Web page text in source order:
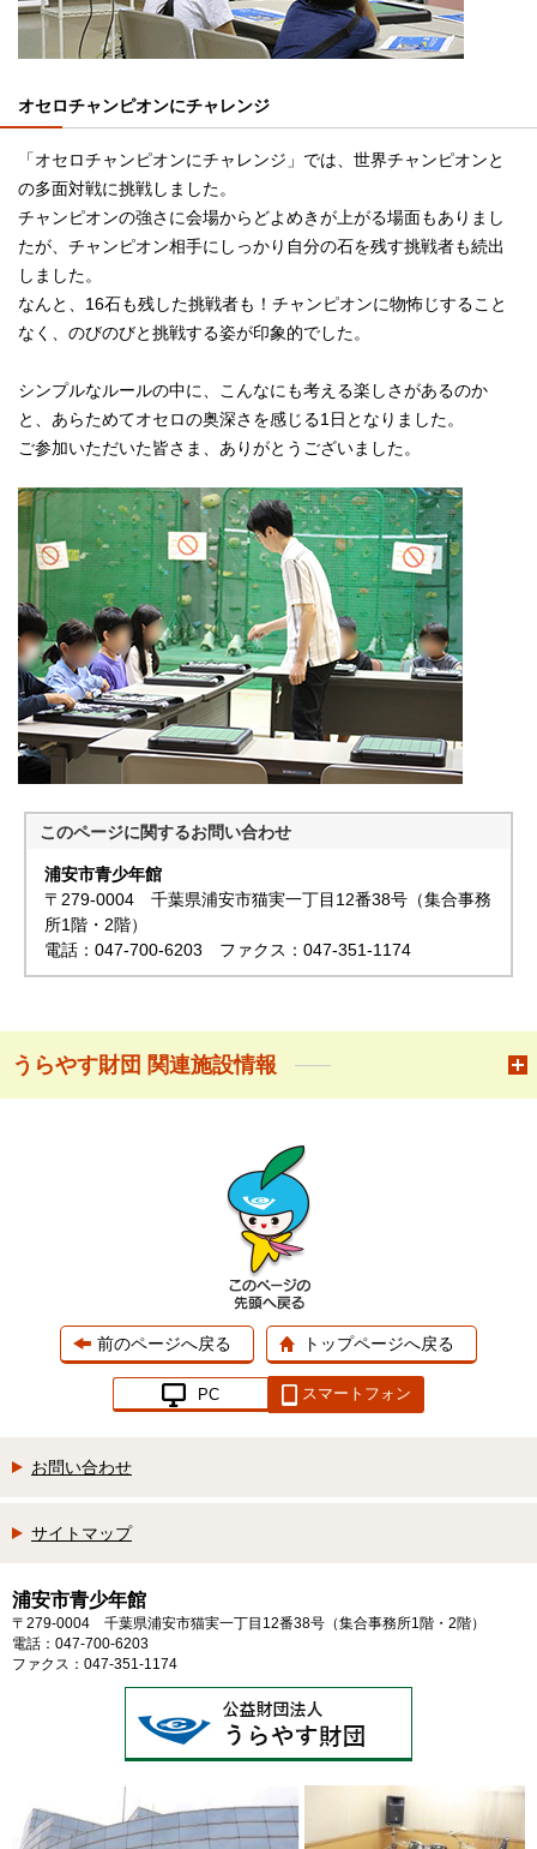
オセロチャンピオンにチャレンジ
「オセロチャンピオンにチャレンジ」では、世界チャンピオンと
の多面対戦に挑戦しました。
チャンピオンの強さに会場からどよめきが上がる場面もありまし
たが、チャンピオン相手にしっかり自分の石を残す挑戦者も続出
しました。
なんと、16石も残した挑戦者も！チャンピオンに物怖じすること
なく、のびのびと挑戦する姿が印象的でした。
シンプルなルールの中に、こんなにも考える楽しさがあるのか
と、あらためてオセロの奥深さを感じる1日となりました。
ご参加いただいた皆さま、ありがとうございました。
このページに関するお問い合わせ
浦安市青少年館
〒279-0004 千葉県浦安市猫実一丁目12番38号（集合事務
所1階・2階）
電話：047-700-6203 ファクス：047-351-1174
うらやす財団 関連施設情報
前のページへ戻る トップページへ戻る
PC スマートフォン
お問い合わせ
サイトマップ
浦安市青少年館
〒279-0004 千葉県浦安市猫実一丁目12番38号（集合事務所1階・2階）
電話：047-700-6203
ファクス：047-351-1174